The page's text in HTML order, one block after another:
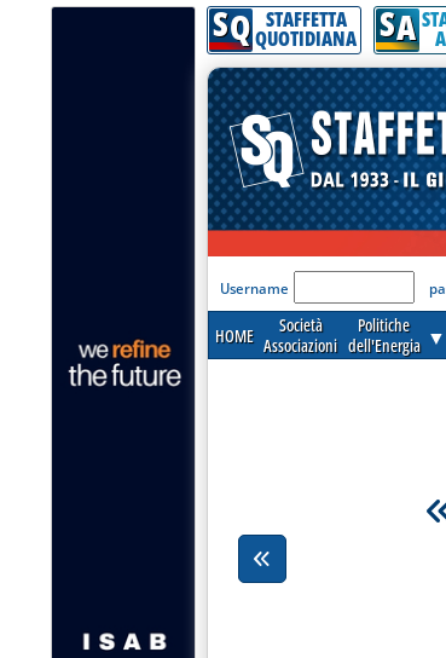
SQ STAFFETTA
QUOTIDIANA SA
'Modulo Login per
Username
HOME
Società
Associazioni
Politiche
dell'Energia ▼